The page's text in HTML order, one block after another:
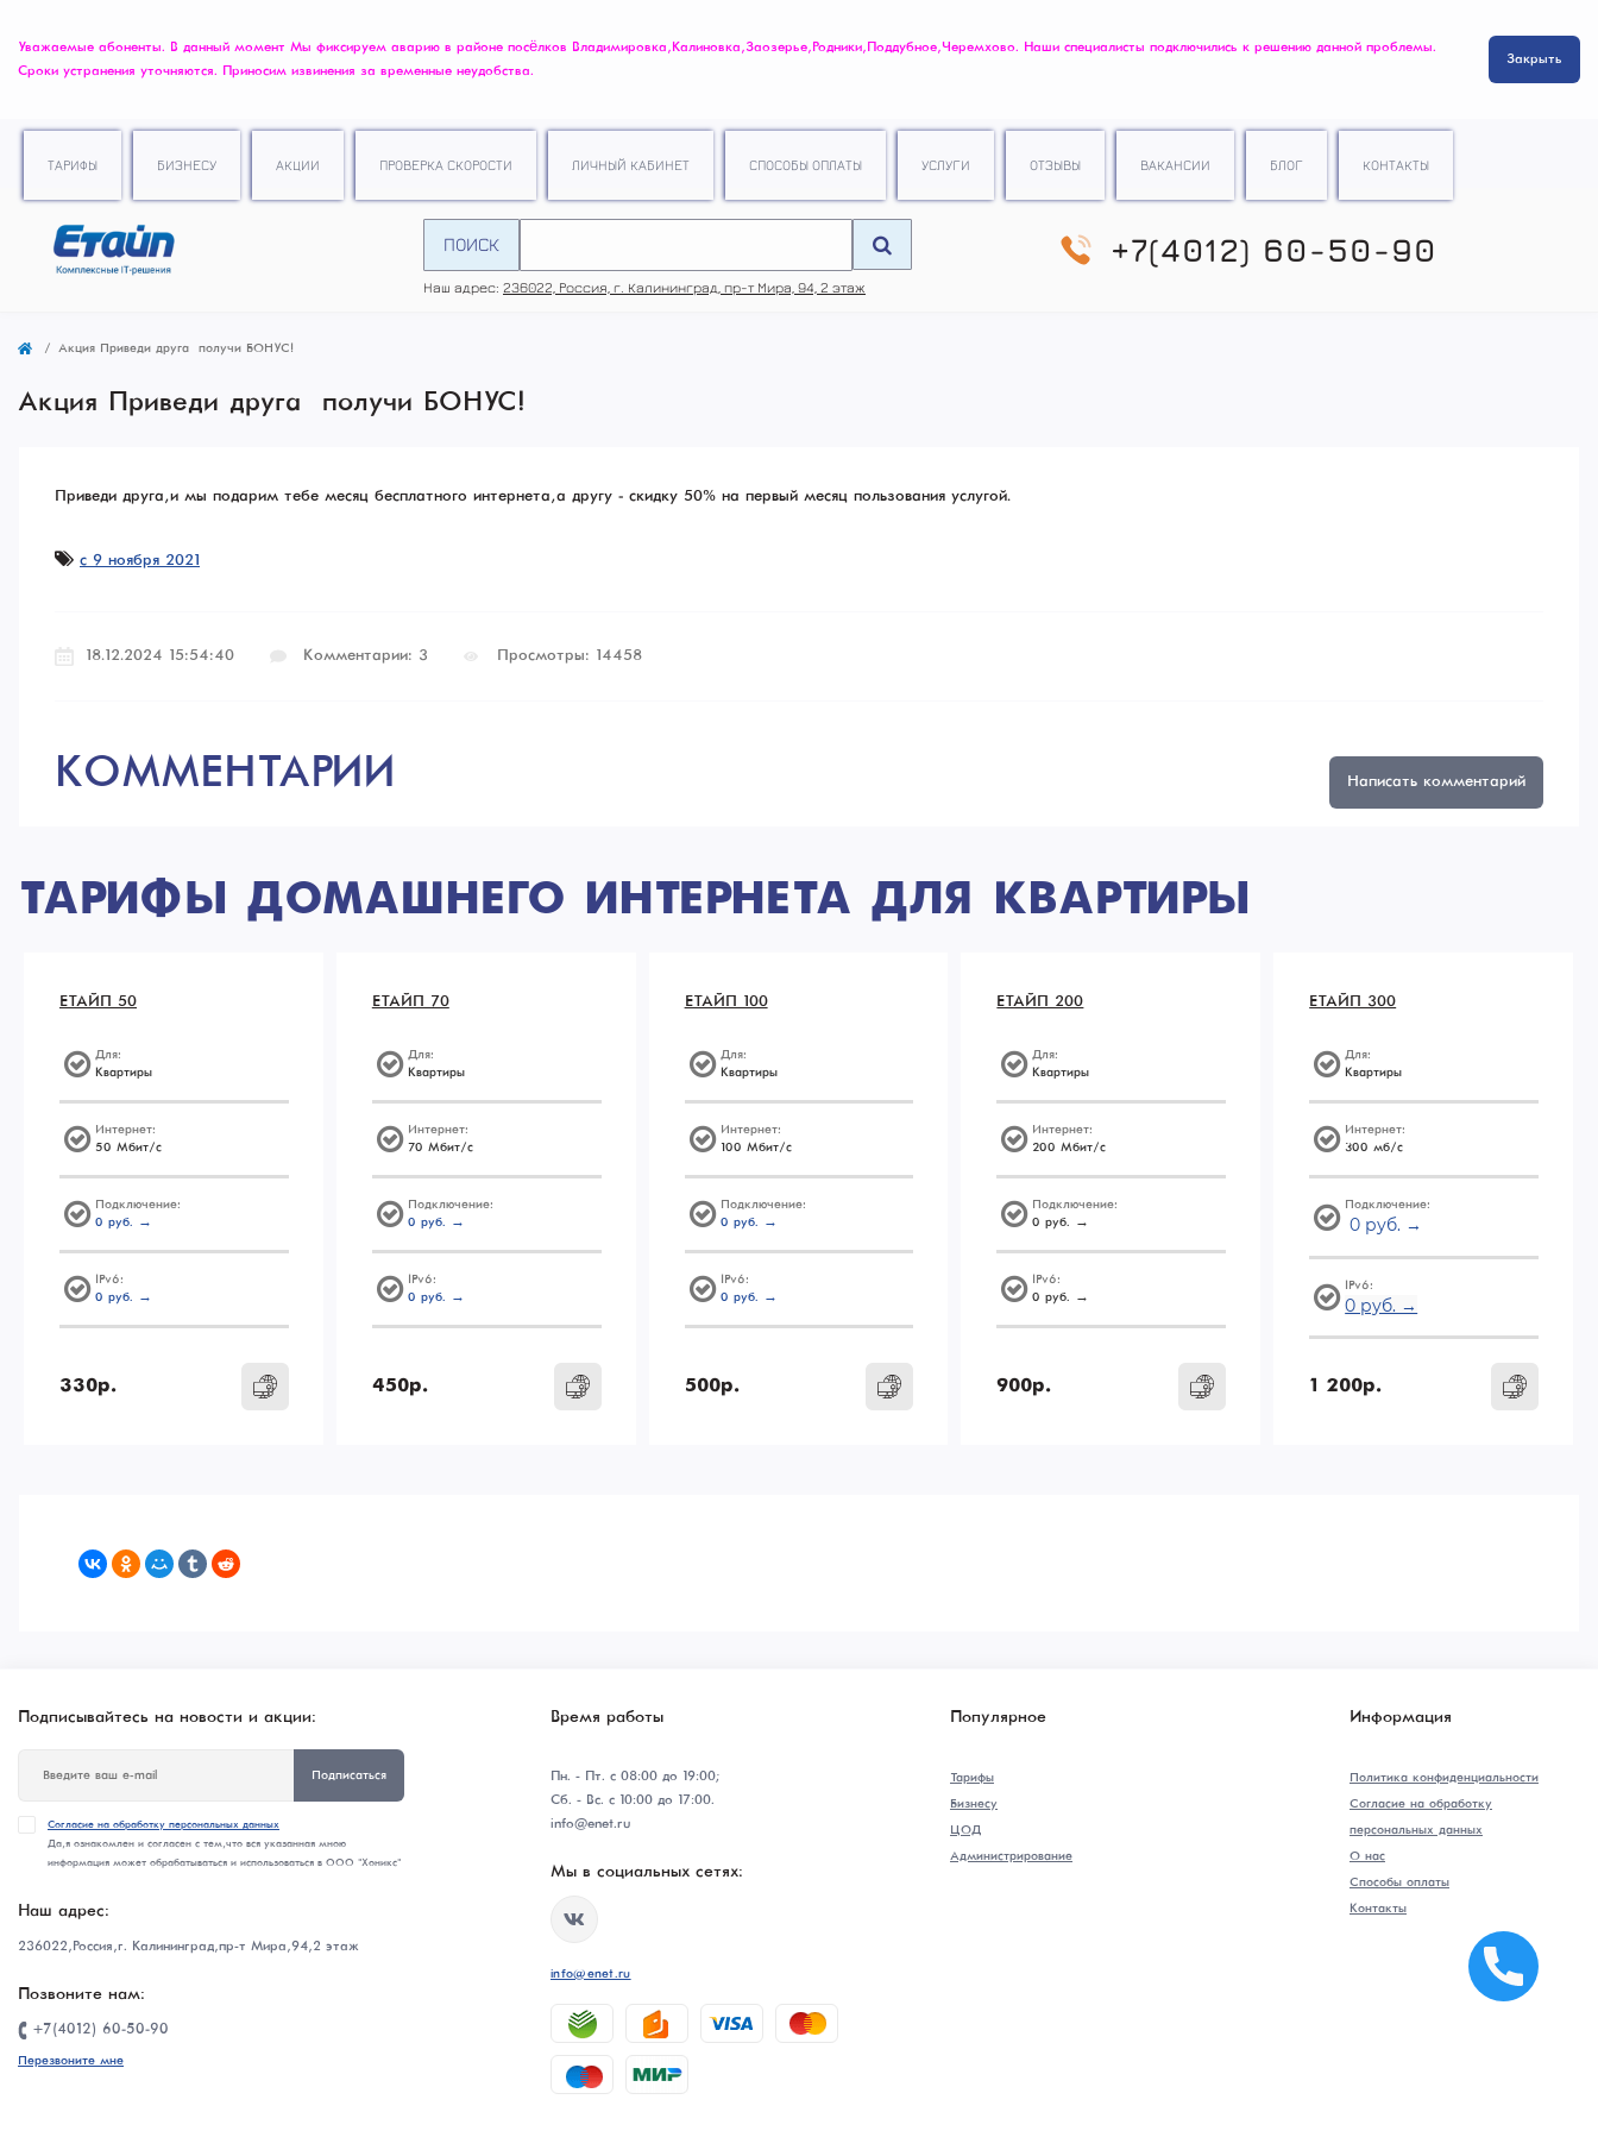
Уважаемые абоненты. В данный момент Мы фиксируем аварию в районе посёлков Владимировка, Калиновка, Заозерье, Родники, Поддубное, Черемхово. Наши специалисты подключились к решению данной проблемы.
Сроки устранения уточняются. Приносим извинения за временные неудобства.
Закрыть
ТАРИФЫ БИЗНЕСУ АКЦИИ ПРОВЕРКА СКОРОСТИ ЛИЧНЫЙ КАБИНЕТ СПОСОБЫ ОПЛАТЫ УСЛУГИ ОТЗЫВЫ ВАКАНСИИ БЛОГ КОНТАКТЫ
ПОИСК
Наш адрес: 236022, Россия, г. Калининград, пр-т Мира, 94, 2 этаж
+7(4012) 60-50-90
Акция “Приведи друга” – получи БОНУС!
Акция “Приведи друга” – получи БОНУС!
Приведи друга, и мы подарим тебе месяц бесплатного интернета, а другу - скидку 50% на первый месяц пользования услугой.
c 9 ноября 2021
18.12.2024 15:54:40 Комментарии: 3 Просмотры: 14458
КОММЕНТАРИИ Написать комментарий
ТАРИФЫ ДОМАШНЕГО ИНТЕРНЕТА ДЛЯ КВАРТИРЫ
ЕТАЙП 50
Для:
Квартиры
Интернет:
50 Мбит/с
Подключение:
0 руб. →
IPv6:
0 руб. →
330р.
ЕТАЙП 70
Для:
Квартиры
Интернет:
70 Мбит/с
Подключение:
0 руб. →
IPv6:
0 руб. →
450р.
ЕТАЙП 100
Для:
Квартиры
Интернет:
100 Мбит/с
Подключение:
0 руб. →
IPv6:
0 руб. →
500р.
ЕТАЙП 200
Для:
Квартиры
Интернет:
200 Мбит/с
Подключение:
0 руб. →
IPv6:
0 руб. →
900р.
ЕТАЙП 300
Для:
Квартиры
Интернет:
300 мб/с
Подключение:
0 руб. →
IPv6:
0 руб. →
1 200р.
Подписывайтесь на новости и акции:
Подписаться
Согласие на обработку персональных данных
Да, я ознакомлен и согласен с тем, что вся указанная мною
информация может обрабатываться и использоваться в ООО "Хоникс"
Наш адрес:
236022, Россия, г. Калининград, пр-т Мира, 94, 2 этаж
Позвоните нам:
+7(4012) 60-50-90
Перезвоните мне
Время работы
Пн. - Пт. с 08:00 до 19:00;
Сб. - Вс. с 10:00 до 17:00.
info@enet.ru
Мы в социальных сетях:
info@enet.ru
Популярное
Тарифы
Бизнесу
ЦОД
Администрирование
Информация
Политика конфиденциальности
Согласие на обработку
персональных данных
О нас
Способы оплаты
Контакты